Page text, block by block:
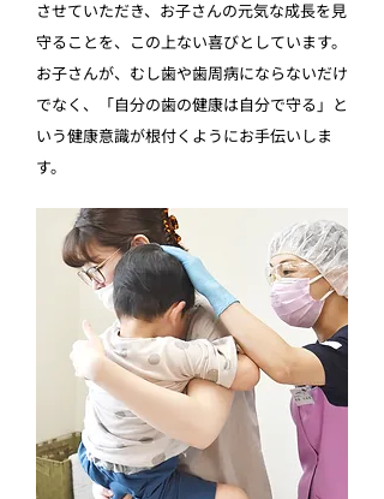
させていただき、お子さんの元気な成長を見
守ることを、この上ない喜びとしています。
お子さんが、むし歯や歯周病にならないだけ
でなく、「自分の歯の健康は自分で守る」と
いう健康意識が根付くようにお手伝いしま
す。